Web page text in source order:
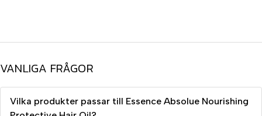
VANLIGA FRÅGOR
Vilka produkter passar till Essence Absolue Nourishing